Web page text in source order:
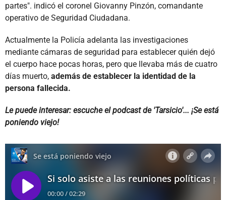
partes". indicó el coronel Giovanny Pinzón, comandante
operativo de Seguridad Ciudadana.
Actualmente la Policía adelanta las investigaciones
mediante cámaras de seguridad para establecer quién dejó
el cuerpo hace pocas horas, pero que llevaba más de cuatro
días muerto, además de establecer la identidad de la
persona fallecida.
Le puede interesar: escuche el podcast de 'Tarsicio'... ¡Se está
poniendo viejo!